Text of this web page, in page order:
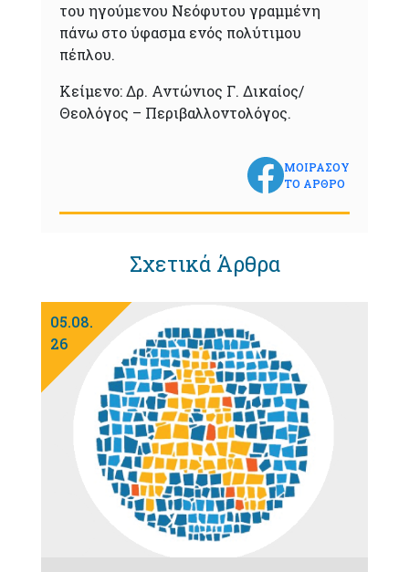
του ηγούμενου Νεόφυτου γραμμένη
πάνω στο ύφασμα ενός πολύτιμου
πέπλου.
Κείμενο: Δρ. Αντώνιος Γ. Δικαίος/
Θεολόγος – Περιβαλλοντολόγος.
ΜΟΙΡΑΣΟΥ
ΤΟ ΑΡΘΡΟ
Σχετικά Άρθρα
05.08.
26